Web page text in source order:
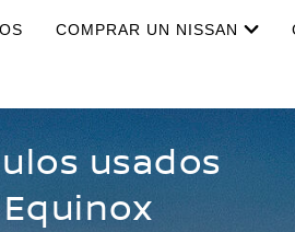
COMPRAR UN NISSAN
usados